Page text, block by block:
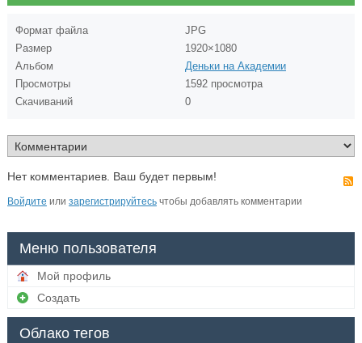
Формат файла
JPG
Размер
1920×1080
Альбом
Деньки на Академии
Просмотры
1592 просмотра
Скачиваний
0
Нет комментариев. Ваш будет первым!
Войдите или зарегистрируйтесьчтобы добавлять комментарии
Меню пользователя
Мой профиль
Создать
Облако тегов